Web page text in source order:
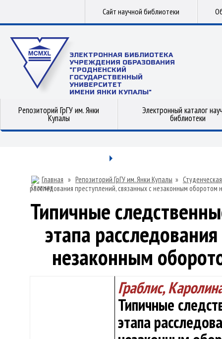
Сайт научной библиотеки
ЭЛЕКТРОННАЯ БИБЛИОТЕКА
УЧРЕЖДЕНИЯ ОБРАЗОВАНИЯ
"ГРОДНЕНСКИЙ
ГОСУДАРСТВЕННЫЙ
УНИВЕРСИТЕТ
ИМЕНИ ЯНКИ КУПАЛЫ"
Репозиторий ГрГУ им. Янки
Купалы
Электронный каталог
библиотеки
Главная » Репозиторий ГрГУ им. Янки Купалы »
расследования преступлений, связанных с незаконным оборотом
Типичные
этапа
незаконным
Граблис,
Типичные
этапа